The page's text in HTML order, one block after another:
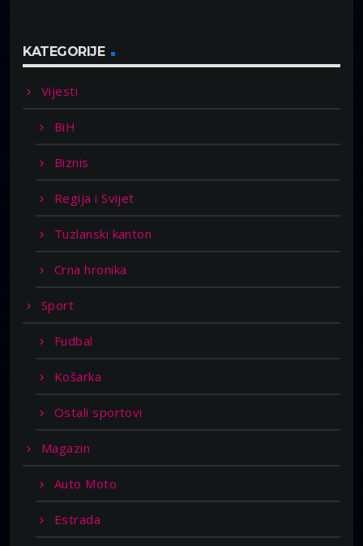
KATEGORIJE
Vijesti
BiH
Biznis
Regija i Svijet
Tuzlanski kanton
Crna hronika
Sport
Fudbal
Košarka
Ostali sportovi
Magazin
Auto Moto
Estrada